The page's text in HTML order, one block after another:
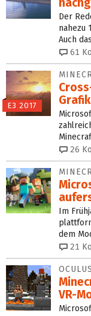
Der
nahezu
Auch
61
E3 2017
26
Im
dem
21
VR-